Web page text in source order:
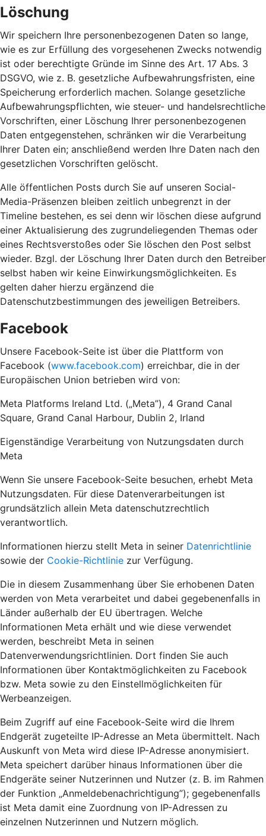
Löschung
Wir speichern Ihre personenbezogenen Daten so lange,
wie es zur Erfüllung des vorgesehenen Zwecks notwendig
ist oder berechtigte Gründe im Sinne des Art. 17 Abs. 3
DSGVO, wie z. B. gesetzliche Aufbewahrungsfristen, eine
Speicherung erforderlich machen. Solange gesetzliche
Aufbewahrungspflichten, wie steuer- und handelsrechtliche
Vorschriften, einer Löschung Ihrer personenbezogenen
Daten entgegenstehen, schränken wir die Verarbeitung
Ihrer Daten ein; anschließend werden Ihre Daten nach den
gesetzlichen Vorschriften gelöscht.
Alle öffentlichen Posts durch Sie auf unseren Social-
Media-Präsenzen bleiben zeitlich unbegrenzt in der
Timeline bestehen, es sei denn wir löschen diese aufgrund
einer Aktualisierung des zugrundeliegenden Themas oder
eines Rechtsverstoßes oder Sie löschen den Post selbst
wieder. Bzgl. der Löschung Ihrer Daten durch den Betreiber
selbst haben wir keine Einwirkungsmöglichkeiten. Es
gelten daher hierzu ergänzend die
Datenschutzbestimmungen des jeweiligen Betreibers.
Facebook
Unsere Facebook-Seite ist über die Plattform von
Facebook (www.facebook.com) erreichbar, die in der
Europäischen Union betrieben wird von:
Meta Platforms Ireland Ltd. („Meta”), 4 Grand Canal
Square, Grand Canal Harbour, Dublin 2, Irland
Eigenständige Verarbeitung von Nutzungsdaten durch
Meta
Wenn Sie unsere Facebook-Seite besuchen, erhebt Meta
Nutzungsdaten. Für diese Datenverarbeitungen ist
grundsätzlich allein Meta datenschutzrechtlich
verantwortlich.
Informationen hierzu stellt Meta in seiner Datenrichtlinie
sowie der Cookie-Richtlinie zur Verfügung.
Die in diesem Zusammenhang über Sie erhobenen Daten
werden von Meta verarbeitet und dabei gegebenenfalls in
Länder außerhalb der EU übertragen. Welche
Informationen Meta erhält und wie diese verwendet
werden, beschreibt Meta in seinen
Datenverwendungsrichtlinien. Dort finden Sie auch
Informationen über Kontaktmöglichkeiten zu Facebook
bzw. Meta sowie zu den Einstellmöglichkeiten für
Werbeanzeigen.
Beim Zugriff auf eine Facebook-Seite wird die Ihrem
Endgerät zugeteilte IP-Adresse an Meta übermittelt. Nach
Auskunft von Meta wird diese IP-Adresse anonymisiert.
Meta speichert darüber hinaus Informationen über die
Endgeräte seiner Nutzerinnen und Nutzer (z. B. im Rahmen
der Funktion „Anmeldebenachrichtigung”); gegebenenfalls
ist Meta damit eine Zuordnung von IP-Adressen zu
einzelnen Nutzerinnen und Nutzern möglich.